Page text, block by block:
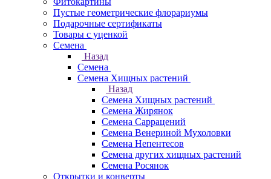
Пустые геометрические флорариумы
Подарочные сертификаты
Товары с уценкой
Семена
Назад
Семена
Семена Хищных растений
Назад
Семена Хищных растений
Семена Жирянок
Семена Саррацений
Семена Венериной Мухоловки
Семена Непентесов
Семена других хищных растений
Семена Росянок
Открытки и конверты